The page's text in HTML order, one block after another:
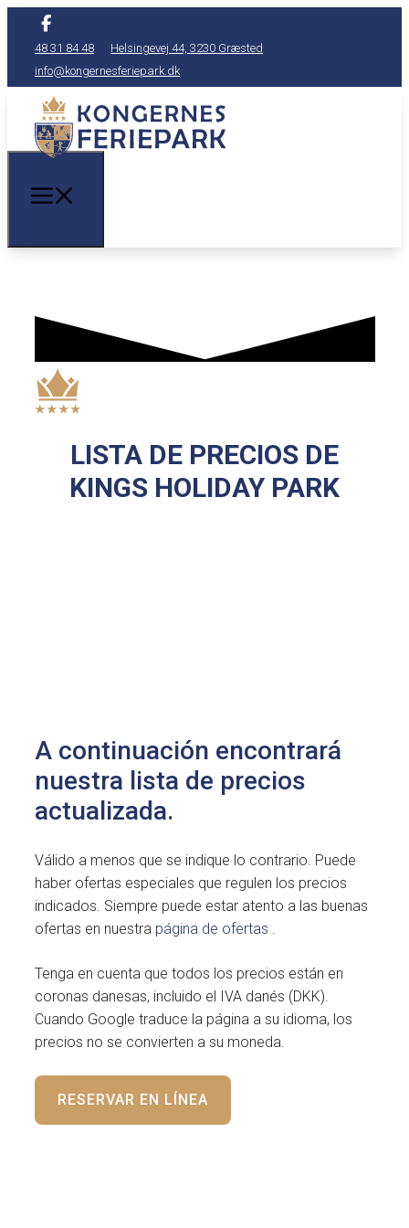
48 31 84 48
Helsingevej 44, 3230 Græsted
info@kongernesferiepark.dk
LISTA DE PRECIOS DE
KINGS HOLIDAY PARK
A continuación encontrará
nuestra lista de precios
actualizada.
Válido a menos que se indique lo contrario. Puede
haber ofertas especiales que regulen los precios
indicados. Siempre puede estar atento a las buenas
ofertas en nuestra página de ofertas .
Tenga en cuenta que todos los precios están en
coronas danesas, incluido el IVA danés (DKK).
Cuando Google traduce la página a su idioma, los
precios no se convierten a su moneda.
RESERVAR EN LÍNEA